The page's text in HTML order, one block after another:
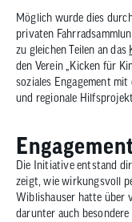
Möglich wurde dies
privaten
zu gleichen Teilen an das
den Verein „Kicken für
soziales Engagement
und regionale
Die Initiative entstand
zeigt, wie wirkungsvoll
Wiblishauser hatte über
darunter auch